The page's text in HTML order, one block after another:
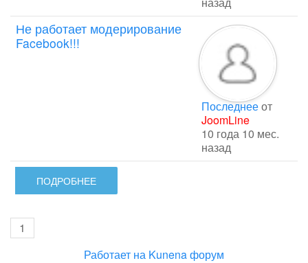
ПОДРОБНЕЕ
Не работает модерирование
Facebook!!!
Последнееот
JoomLine
10 года 10 мес.
назад
1
Работает на Kunena форум